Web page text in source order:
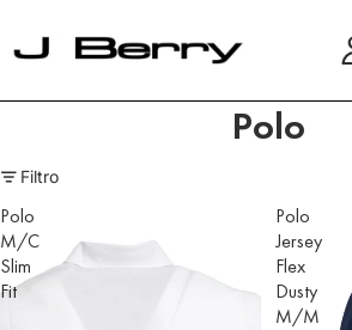
Polo
Filtro
Polo
M/C
Slim
Fit
Polo
Jersey
Flex
Dusty
M/M